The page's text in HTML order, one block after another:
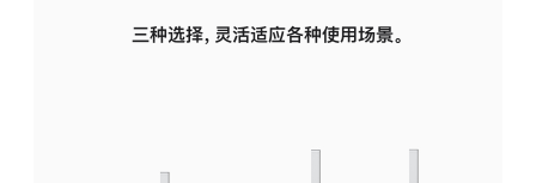
三种选择，灵活适应各种使用场景。